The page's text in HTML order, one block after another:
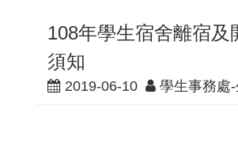
108年學生宿舍離宿及
須知
2019-06-10 學生事務處